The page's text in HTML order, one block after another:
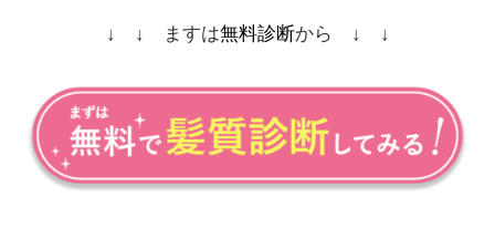
↓ ↓ ますは無料診断から ↓ ↓